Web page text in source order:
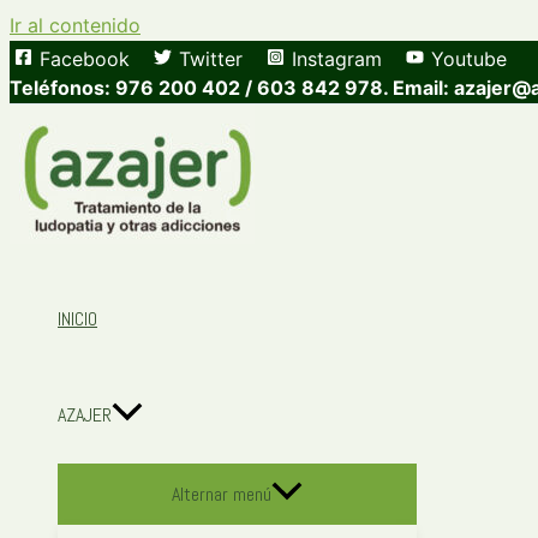
Ir al contenido
Facebook
Twitter Instagram
Youtube
Teléfonos: 976 200 402 / 603 842 978. Email:
INICIO
AZAJER
Alternar menú